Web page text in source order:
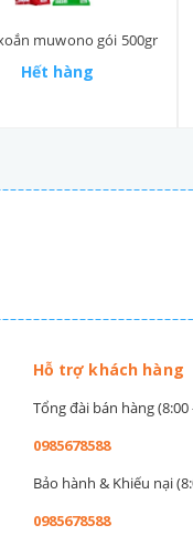
muwono gói 500gr
Hết hàng
Hỗ trợ khách hàng
Tổng đài bán hàng (8:00
0985678588
Bảo hành & Khiếu nại
0985678588